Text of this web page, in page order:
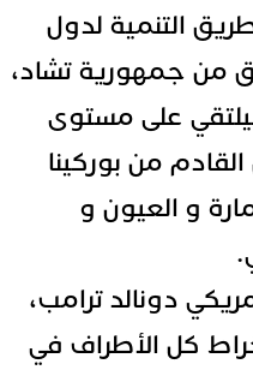
التنمية لدول
من جمهورية تشاد،
على مستوى
من بوركينا
و العيون و
دونالد ترامب،
كل الأطراف في